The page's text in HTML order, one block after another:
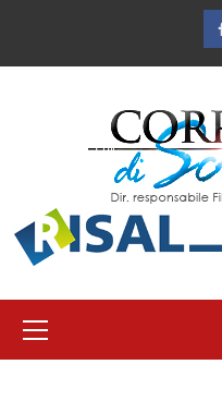
principale